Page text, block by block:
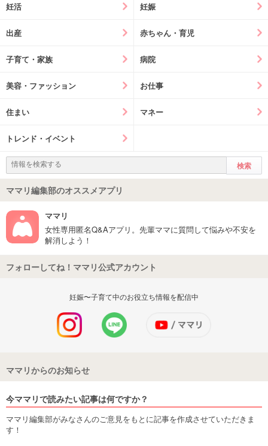
妊活 妊娠
出産 赤ちゃん・育児
子育て・家族 病院
美容・ファッション お仕事
住まい マネー
トレンド・イベント
ママリ編集部のオススメアプリ
ママリ
女性専用匿名Q&Aアプリ。先輩ママに質問して悩みや不安を
解消しよう！
フォローしてね！ママリ公式アカウント
妊娠〜子育て中のお役立ち情報を配信中
ママリからのお知らせ
今ママリで読みたい記事は何ですか？
ママリ編集部がみなさんのご意見をもとに記事を作成させていただきま
す！